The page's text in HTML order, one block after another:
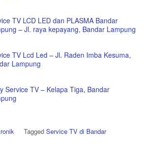
TV LCD LED dan PLASMA Bandar
– Jl. raya kepayang, Bandar Lampung
TV Lcd Led – Jl. Raden Imba Kesuma,
Lampung
Service TV – Kelapa Tiga, Bandar
Tagged Service TV di Bandar